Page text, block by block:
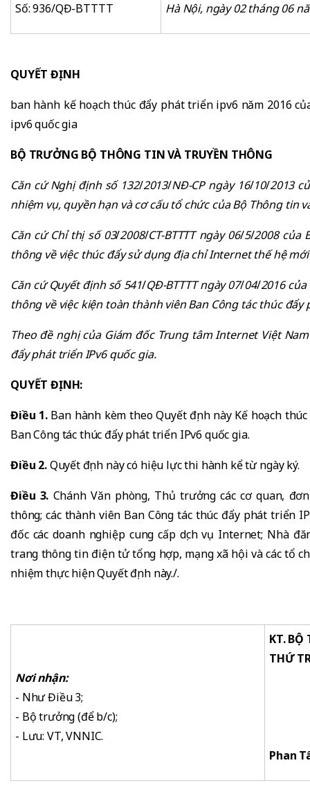
Số: 936/QĐ-BTTTT Hà Nội, ngày 02tháng 06
QUYẾT ĐỊNH
ban hành kế hoạch thúc đẩy phát triển ipv6 năm 2016
ipv6 quốc gia
BỘ TRƯỞNG BỘ THÔNG TIN VÀ TRUYỀN THÔNG
Căn cứNghị định số 132/2013/NĐ-CP ngày 16/10/2013
nhiệm vụ, quyền hạn và cơ cấu tổ chức của Bộ Thông tin
Căn cứChỉthị số 03/2008/CT-BTTTT ngày 06/5/2008 của
thông về việc thúc đẩy sử dụng địa chỉInternet thế hệ mới
Căn cứ Quyết định số 541/QĐ-BTTTTngày 07/04/2016
thông về việc kiện toàn thành viên Ban Công tác thúc đẩy
Theo đề nghị của Giám đốc Trung tâm Internet Việt
đẩy phát triển IPv6 quốc gia.
QUYẾT ĐỊNH:
Điều 1.Ban hành kèm theo Quyết định này Kế hoạch
Ban Công tác thúc đẩy phát triển IPv6 quốc gia.
Điều 2.Quyết định này có hiệu lực thi hành kể từ ngày ký.
Điều 3. Chánh Văn phòng, Thủ trưởng các cơ quan,
thông; các thành viên Ban Công tác thúc đẩy phát triển
đốc các doanh nghiệp cung cấp dịch vụ Internet; Nhà
trang thông tin điện tử tổng hợp, mạng xã hội và các tổ
nhiệm thực hiện Quyết định này./.
Nơi nhận:
- Như Điều 3;
- Bộ trưởng (để b/c);
- Lưu: VT, VNNIC.
KT. BỘ
THỨ
Phan